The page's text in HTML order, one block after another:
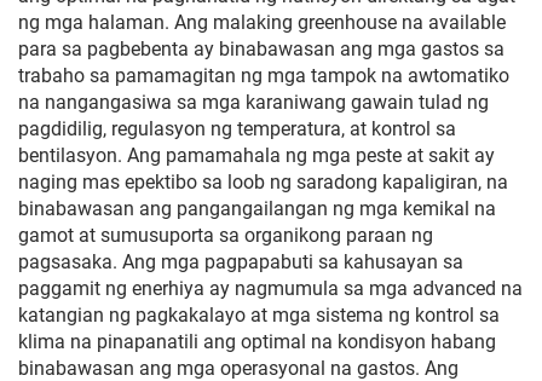
ng mga halaman. Ang malaking greenhouse na available
para sa pagbebenta ay binabawasan ang mga gastos sa
trabaho sa pamamagitan ng mga tampok na awtomatiko
na nangangasiwa sa mga karaniwang gawain tulad ng
pagdidilig, regulasyon ng temperatura, at kontrol sa
bentilasyon. Ang pamamahala ng mga peste at sakit ay
naging mas epektibo sa loob ng saradong kapaligiran, na
binabawasan ang pangangailangan ng mga kemikal na
gamot at sumusuporta sa organikong paraan ng
pagsasaka. Ang mga pagpapabuti sa kahusayan sa
paggamit ng enerhiya ay nagmumula sa mga advanced na
katangian ng pagkakalayo at mga sistema ng kontrol sa
klima na pinapanatili ang optimal na kondisyon habang
binabawasan ang mga operasyonal na gastos. Ang